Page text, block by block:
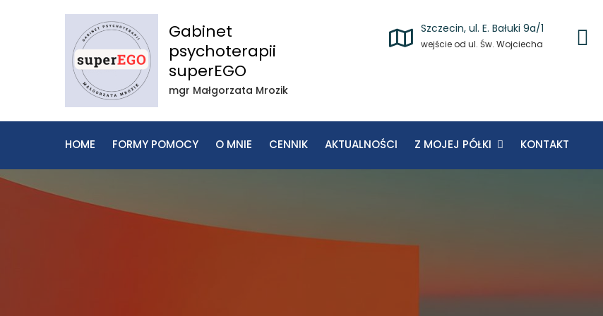
Gabinet
psychoterapii
superEGO
mgr Małgorzata Mrozik
Szczecin, ul. E. Bałuki 9a/1
wejście od ul. Św. Wojciecha
HOME FORMY POMOCY O MNIE CENNIK AKTUALNOŚCI Z MOJEJ PÓŁKI KONTAKT